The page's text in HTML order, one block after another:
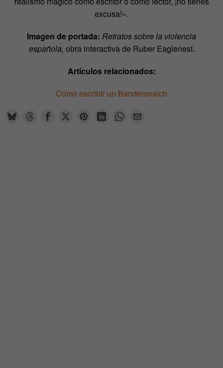
excusa!».
Imagen de portada: Retratos sobre la violencia
española, obra interactiva de Ruber Eaglenest.
Artículos relacionados:
Cómo escribir un Bandersnatch